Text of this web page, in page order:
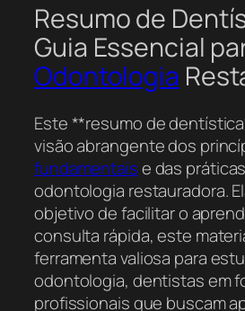
Resumo de
Guia Essencial
Odontologia
Este **resumo de
visão abrangente dos
fundamentaise das
odontologia restauradora.
objetivo de facilitar o
consulta rápida, este
ferramenta valiosa para
odontologia, dentistas em
profissionais que buscam